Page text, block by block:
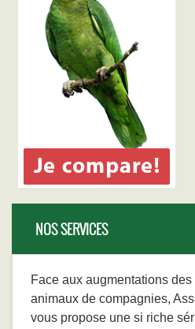
NOS SERVICES
Face aux augmentations
animaux de compagnies,
vous propose une si riche